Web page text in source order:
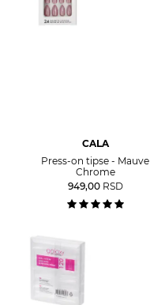
CALA
Press-on tipse - Mauve
Chrome
949,00 RSD